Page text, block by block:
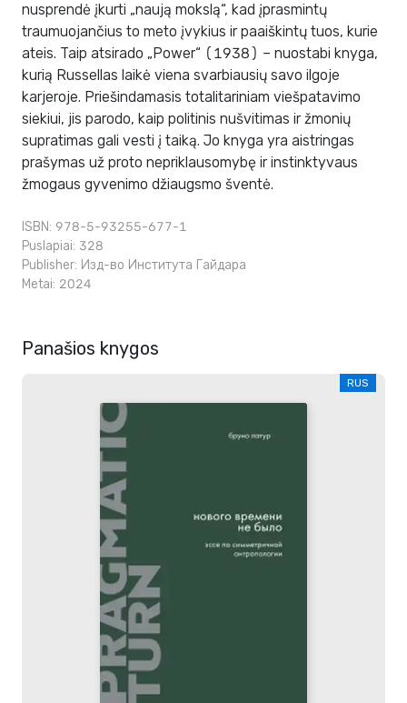
nusprendė įkurti „naują mokslą“, kad įprasmintų
traumuojančius to meto įvykius ir paaiškintų tuos, kurie
ateis. Taip atsirado „Power“ (1938) – nuostabi knyga,
kurią Russellas laikė viena svarbiausių savo ilgoje
karjeroje. Priešindamasis totalitariniam viešpatavimo
siekiui, jis parodo, kaip politinis nušvitimas ir žmonių
supratimas gali vesti į taiką. Jo knyga yra aistringas
prašymas už proto nepriklausomybę ir instinktyvaus
žmogaus gyvenimo džiaugsmo šventė.
ISBN: 978-5-93255-677-1
Puslapiai: 328
Publisher: Изд-во Института Гайдара
Metai: 2024
Panašios knygos
RUS